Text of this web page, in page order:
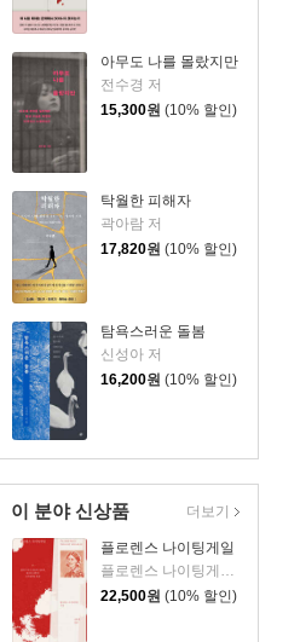
아무도 나를 몰랐지만
전수경 저
15,300원 (10% 할인)
탁월한 피해자
곽아람 저
17,820원 (10% 할인)
탐욕스러운 돌봄
신성아 저
16,200원 (10% 할인)
이 분야 신상품
플로렌스 나이팅게일
플로렌스 나이팅게일 저/김보은 역
22,500원 (10% 할인)
더보기